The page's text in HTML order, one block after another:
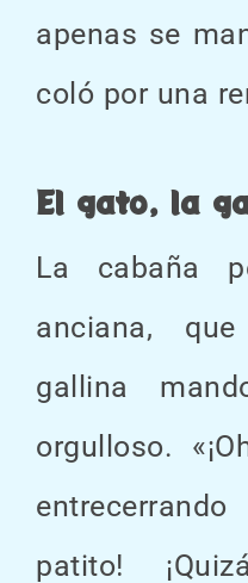
apenas se
coló por una
El gato, la
La cabaña
anciana,
gallina
orgulloso.
patito!